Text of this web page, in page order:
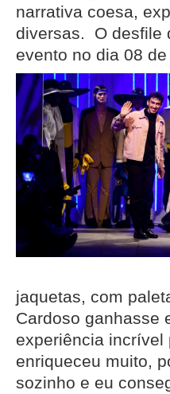
narrativa coesa,
diversas. O desfile
evento no dia 08 de
jaquetas, com
Cardoso ganhasse
experiência incrível
enriqueceu muito,
sozinho e eu